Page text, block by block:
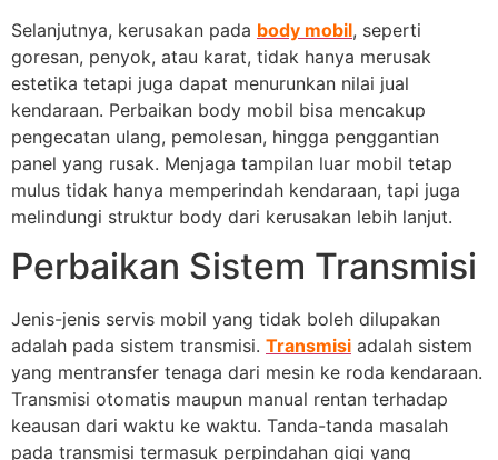
Selanjutnya, kerusakan pada body mobil, seperti
goresan, penyok, atau karat, tidak hanya merusak
estetika tetapi juga dapat menurunkan nilai jual
kendaraan. Perbaikan body mobil bisa mencakup
pengecatan ulang, pemolesan, hingga penggantian
panel yang rusak. Menjaga tampilan luar mobil tetap
mulus tidak hanya memperindah kendaraan, tapi juga
melindungi struktur body dari kerusakan lebih lanjut.
Perbaikan Sistem Transmisi
Jenis-jenis servis mobil yang tidak boleh dilupakan
adalah pada sistem transmisi. Transmisi adalah sistem
yang mentransfer tenaga dari mesin ke roda kendaraan.
Transmisi otomatis maupun manual rentan terhadap
keausan dari waktu ke waktu. Tanda-tanda masalah
pada transmisi termasuk perpindahan gigi yang